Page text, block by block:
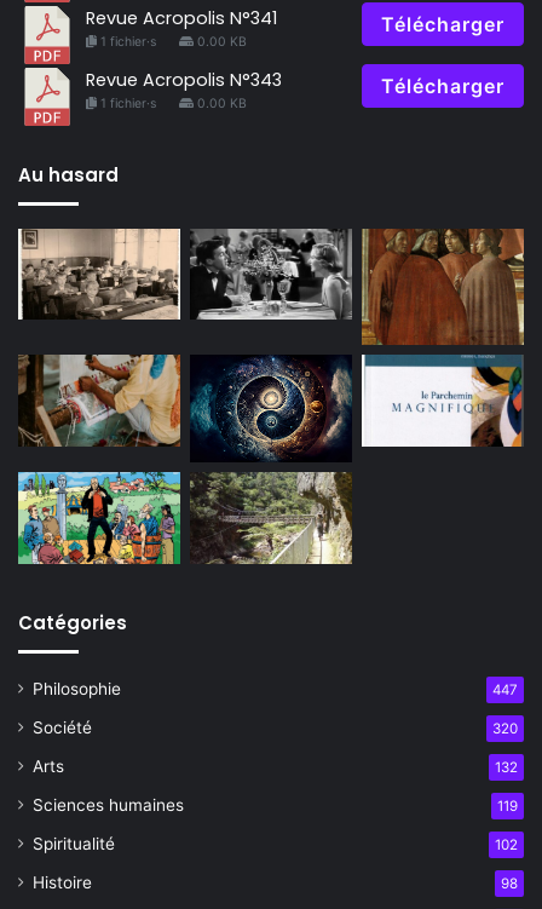
Revue Acropolis N°341
1 fichier·s 0.00 KB
Télécharger
Revue Acropolis N°343
1 fichier·s 0.00 KB
Télécharger
Au hasard
Catégories
Philosophie 447
Société 320
Arts 132
Sciences humaines 119
Spiritualité 102
Histoire 98